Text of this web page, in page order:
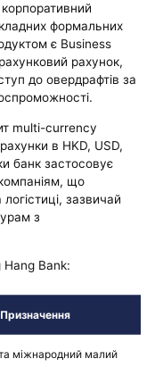
формальних
є Business
рахунок,
до овердрафтів за
multi-currency
в HKD, USD,
банк застосовує
компаніям, що
зазвичай
з
Hang Bank:
Призначення
міжнародний малий